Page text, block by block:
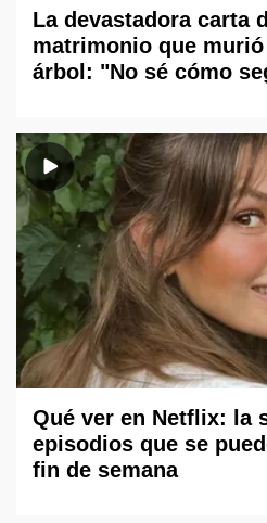
La devastadora carta
matrimonio que
árbol: "No sé cómo
Qué ver en Netflix: la
episodios que se
fin de semana